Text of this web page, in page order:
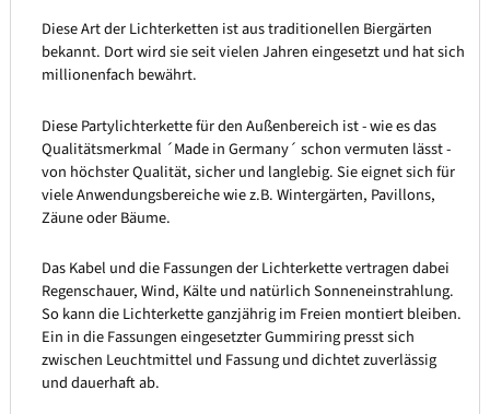
Diese Art der Lichterketten ist aus traditionellen Biergärten
bekannt. Dort wird sie seit vielen Jahren eingesetzt und hat sich
millionenfach bewährt.
Diese Partylichterkette für den Außenbereich ist - wie es das
Qualitätsmerkmal ´Made in Germany´ schon vermuten lässt -
von höchster Qualität, sicher und langlebig. Sie eignet sich für
viele Anwendungsbereiche wie z.B. Wintergärten, Pavillons,
Zäune oder Bäume.
Das Kabel und die Fassungen der Lichterkette vertragen dabei
Regenschauer, Wind, Kälte und natürlich Sonneneinstrahlung.
So kann die Lichterkette ganzjährig im Freien montiert bleiben.
Ein in die Fassungen eingesetzter Gummiring presst sich
zwischen Leuchtmittel und Fassung und dichtet zuverlässig
und dauerhaft ab.